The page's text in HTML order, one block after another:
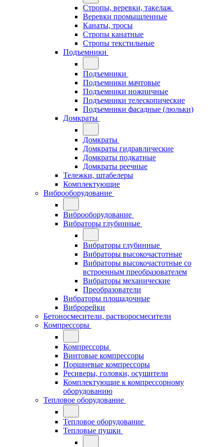
Стропы, веревки, такелаж
Веревки промышленные
Канаты, тросы
Стропы канатные
Стропы текстильные
Подъемники
Подъемники
Подъемники мачтовые
Подъемники ножничные
Подъемники телескопические
Подъемники фасадные (люльки)
Домкраты
Домкраты
Домкраты гидравлические
Домкраты подкатные
Домкраты реечные
Тележки, штабелеры
Комплектующие
Виброоборудование
Виброоборудование
Вибраторы глубинные
Вибраторы глубинные
Вибраторы высокочастотные
Вибраторы высокочастотные со
встроенным преобразователем
Вибраторы механические
Преобразователи
Вибраторы площадочные
Виброрейки
Бетоносмесители, растворосмесители
Компрессоры
Компрессоры
Винтовые компрессоры
Поршневые компрессоры
Ресиверы, головки, осушители
Комплектующие к компрессорному
оборудованию
Тепловое оборудование
Тепловое оборудование
Тепловые пушки